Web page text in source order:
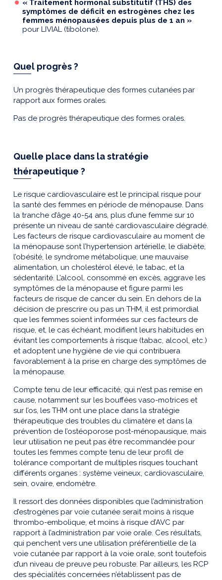
« Traitement hormonal substitutif (THS) des
symptômes de déficit en estrogènes chez les
femmes ménopausées depuis plus de 1 an »
pour LIVIAL (tibolone).
Quel progrès ?
Un progrès thérapeutique des formes cutanées par
rapport aux formes orales.
Pas de progrès thérapeutique des formes orales.
Quelle place dans la stratégie
thérapeutique ?
Le risque cardiovasculaire est le principal risque pour
la santé des femmes en période de ménopause. Dans
la tranche d’âge 40-54 ans, plus d’une femme sur 10
présente un niveau de santé cardiovasculaire dégradé.
Les facteurs de risque cardiovasculaire au moment de
la ménopause sont l’hypertension artérielle, le diabète,
l’obésité, le syndrome métabolique, une mauvaise
alimentation, un cholestérol élevé, le tabac, et la
sédentarité. L’alcool, consommé en excès, aggrave les
symptômes de la ménopause et figure parmi les
facteurs de risque de cancer du sein. En dehors de la
décision de prescrire ou pas un THM, il est primordial
que les femmes soient informées sur ces facteurs de
risque, et, le cas échéant, modifient leurs habitudes en
évitant les comportements à risque (tabac, alcool, etc.)
et adoptent une hygiène de vie qui contribuera
favorablement à la prise en charge des symptômes de
la ménopause.
Compte tenu de leur efficacité, qui n’est pas remise en
cause, notamment sur les bouffées vaso-motrices et
sur l’os, les THM ont une place dans la stratégie
thérapeutique des troubles du climatère et dans la
prévention de l’ostéoporose post-ménopausique, mais
leur utilisation ne peut pas être recommandée pour
toutes les femmes compte tenu de leur profil de
tolérance comportant de multiples risques touchant
différents organes : système veineux, cardiovasculaire,
sein, ovaire, endomètre.
Il ressort des données disponibles que l’administration
d’estrogènes par voie cutanée serait moins à risque
thrombo-embolique, et moins à risque d’AVC par
rapport à l’administration par voie orale. Ces résultats,
qui penchent vers une utilisation préférentielle de la
voie cutanée par rapport à la voie orale, sont toutefois
d’un niveau de preuve peu robuste. Par ailleurs, les RCP
des spécialités concernées n’établissent pas de